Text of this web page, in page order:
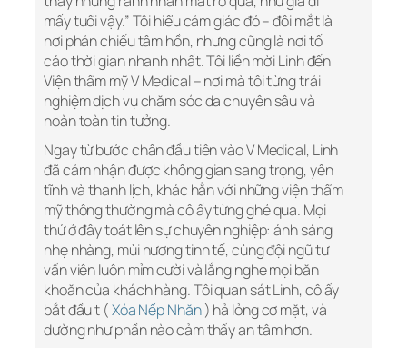
mấy tuổi vậy.” Tôi hiểu cảm giác đó – đôi mắt là
nơi phản chiếu tâm hồn, nhưng cũng là nơi tố
cáo thời gian nhanh nhất. Tôi liền mời Linh đến
Viện thẩm mỹ V Medical – nơi mà tôi từng trải
nghiệm dịch vụ chăm sóc da chuyên sâu và
hoàn toàn tin tưởng.
Ngay từ bước chân đầu tiên vào V Medical, Linh
đã cảm nhận được không gian sang trọng, yên
tĩnh và thanh lịch, khác hẳn với những viện thẩm
mỹ thông thường mà cô ấy từng ghé qua. Mọi
thứ ở đây toát lên sự chuyên nghiệp: ánh sáng
nhẹ nhàng, mùi hương tinh tế, cùng đội ngũ tư
vấn viên luôn mỉm cười và lắng nghe mọi băn
khoăn của khách hàng. Tôi quan sát Linh, cô ấy
bắt đầu t (Xóa Nếp Nhăn) hả lỏng cơ mặt, và
dường như phần nào cảm thấy an tâm hơn.